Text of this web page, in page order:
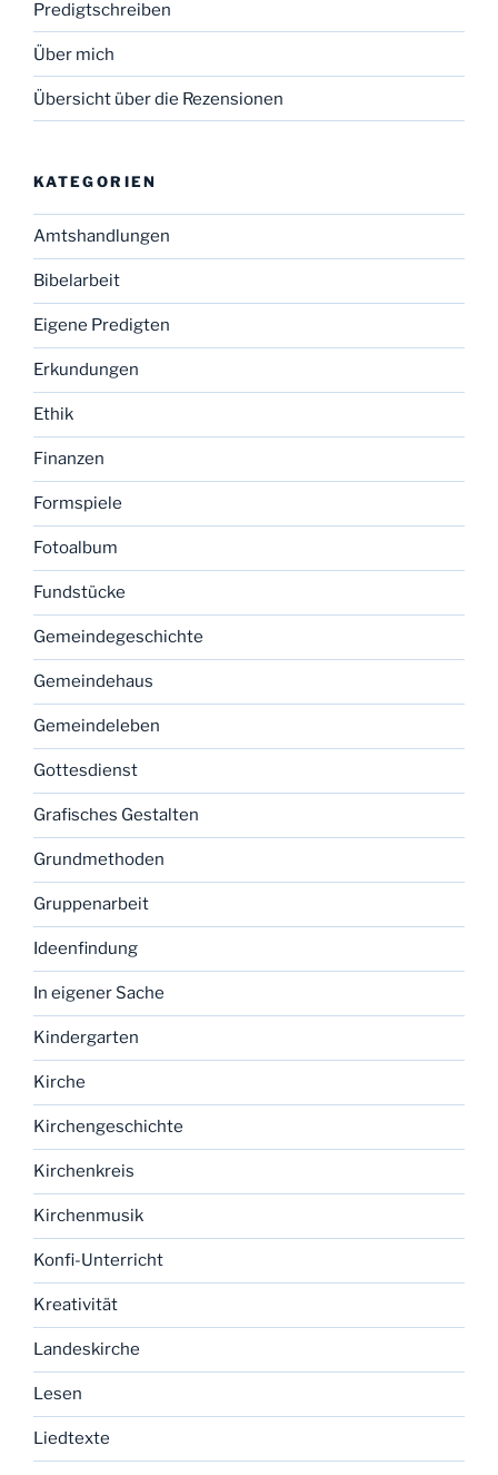
Predigtschreiben
Über mich
Übersicht über die Rezensionen
KATEGORIEN
Amtshandlungen
Bibelarbeit
Eigene Predigten
Erkundungen
Ethik
Finanzen
Formspiele
Fotoalbum
Fundstücke
Gemeindegeschichte
Gemeindehaus
Gemeindeleben
Gottesdienst
Grafisches Gestalten
Grundmethoden
Gruppenarbeit
Ideenfindung
In eigener Sache
Kindergarten
Kirche
Kirchengeschichte
Kirchenkreis
Kirchenmusik
Konfi-Unterricht
Kreativität
Landeskirche
Lesen
Liedtexte